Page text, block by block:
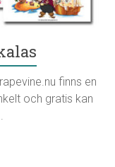
finns en
och gratis kan